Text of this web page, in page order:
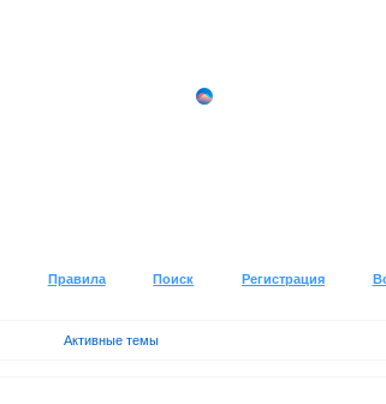
Правила Поиск Регистрация
Активные темы